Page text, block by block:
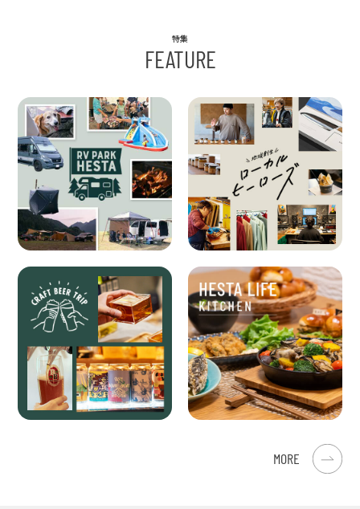
特集
FEATURE
MORE